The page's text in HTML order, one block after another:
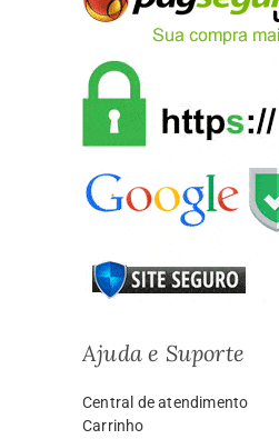
Ajuda e Suporte
Central de atendimento
Carrinho